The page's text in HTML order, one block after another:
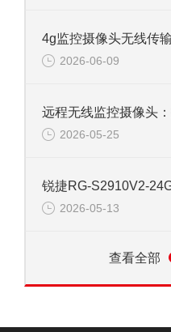
2026-06-09
2026-05-25
2026-05-13
查看全部